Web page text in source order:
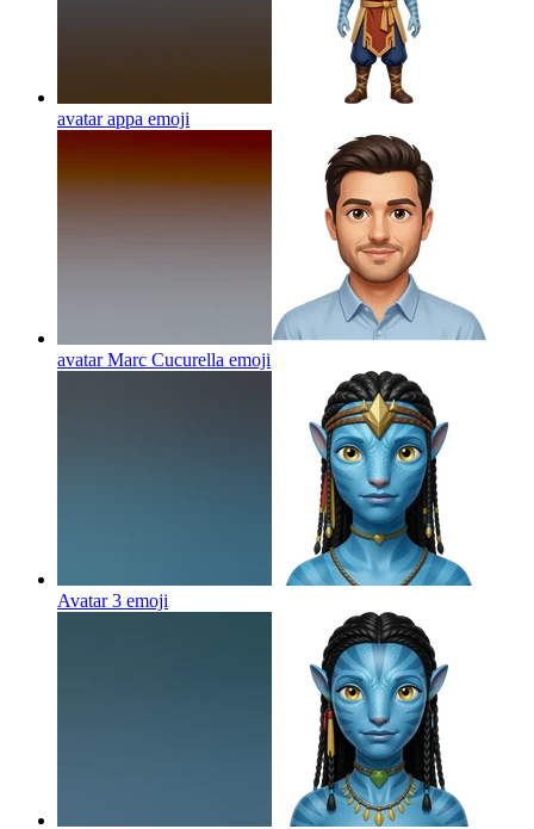
avatar appa emoji
avatar Marc Cucurella emoji
Avatar 3 emoji